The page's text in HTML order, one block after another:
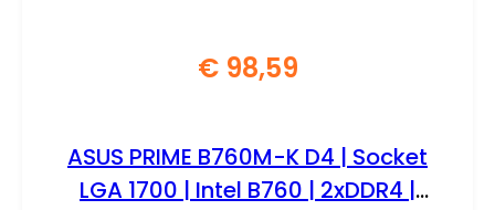
€98,59
ASUS PRIME B760M-K D4 | Socket
LGA 1700 | Intel B760 | 2xDDR4 |